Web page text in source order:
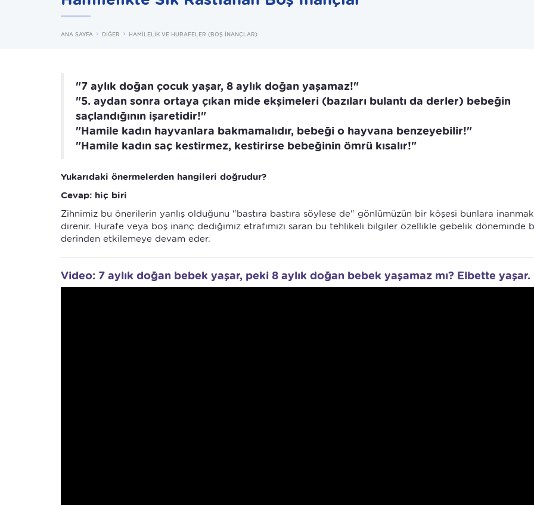
ANA SAYFA DİĞER HAMİLELİK VE HURAFELER (BOŞ İNANÇLAR)
"7 aylık doğan çocuk yaşar, 8 aylık doğan yaşamaz!"
"5. aydan sonra ortaya çıkan mide ekşimeleri (bazıları bulantı da derler) bebeğin
saçlandığının işaretidir!"
"Hamile kadın hayvanlara bakmamalıdır, bebeği o hayvana benzeyebilir!"
"Hamile kadın saç kestirmez, kestirirse bebeğinin ömrü kısalır!"
Yukarıdaki önermelerden hangileri doğrudur?
Cevap: hiç biri
Zihnimiz bu önerilerin yanlış olduğunu "bastıra bastıra söylese de" gönlümüzün bir köşesi bunlara
direnir. Hurafe veya boş inanç dediğimiz etrafımızı saran bu tehlikeli bilgiler özellikle gebelik döneminde
derinden etkilemeye devam eder.
Video: 7 aylık doğan bebek yaşar, peki 8 aylık doğan bebek yaşamaz mı? Elbette yaşar.